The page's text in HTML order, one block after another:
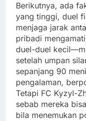
Berikutnya, ada
yang tinggi, duel
menjaga jarak
pribadi
duel-duel
setelah umpan
sepanjang 90
pengalaman,
Tetapi FC Kyzyl-
sebab mereka
bila menemukan